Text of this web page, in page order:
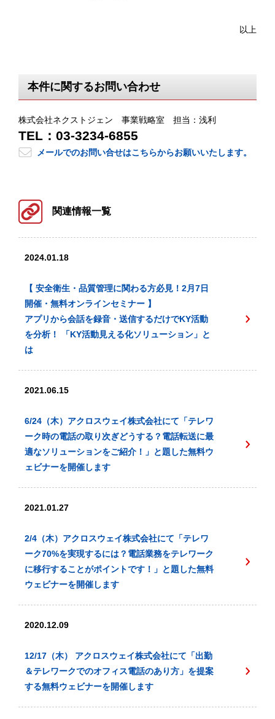
以上
本件に関するお問い合わせ
株式会社ネクストジェン 事業戦略室 担当：浅利
TEL：03-3234-6855
メールでのお問い合せはこちらからお願いいたします。
関連情報一覧
2024.01.18
【 安全衛生・品質管理に関わる方必見！2月7日
開催・無料オンラインセミナー 】
アプリから会話を録音・送信するだけでKY活動
を分析！ 「KY活動見える化ソリューション」と
は
2021.06.15
6/24（木）アクロスウェイ株式会社にて「テレワ
ーク時の電話の取り次ぎどうする？電話転送に最
適なソリューションをご紹介！」と題した無料ウ
ェビナーを開催します
2021.01.27
2/4（木）アクロスウェイ株式会社にて「テレワ
ーク70%を実現するには？電話業務をテレワーク
に移行することがポイントです！」と題した無料
ウェビナーを開催します
2020.12.09
12/17（木） アクロスウェイ株式会社にて「出勤
＆テレワークでのオフィス電話のあり方」を提案
する無料ウェビナーを開催します